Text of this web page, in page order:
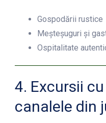
Gospodării rustice
Meșteșuguri și
Ospitalitate
4. Excursii
canalele din